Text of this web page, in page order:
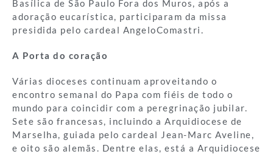
Basílica de São Paulo Fora dos Muros, após a
adoração eucarística, participaram da missa
presidida pelo cardeal AngeloComastri.
A Porta do coração
Várias dioceses continuam aproveitando o
encontro semanal do Papa com fiéis de todo o
mundo para coincidir com a peregrinação jubilar.
Sete são francesas, incluindo a Arquidiocese de
Marselha, guiada pelo cardeal Jean-Marc Aveline,
e oito são alemãs. Dentre elas, está a Arquidiocese